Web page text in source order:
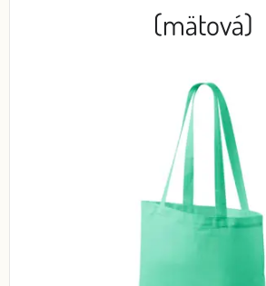
(mätová)